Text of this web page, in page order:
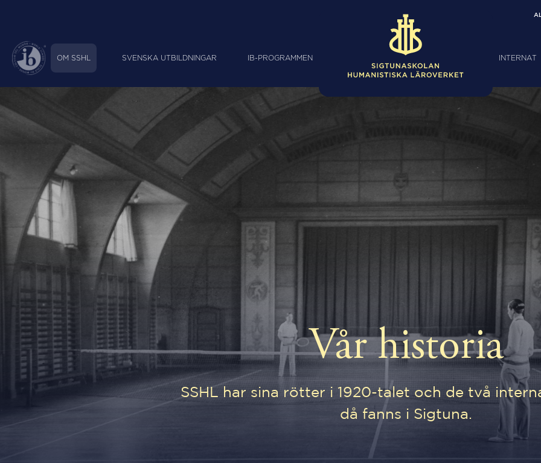
OM SSHL SVENSKA UTBILDNINGAR IB-PROGRAMMEN INTERNAT
Vår historia
SSHL har sina rötter i 1920-talet och de två
då fanns i Sigtuna.